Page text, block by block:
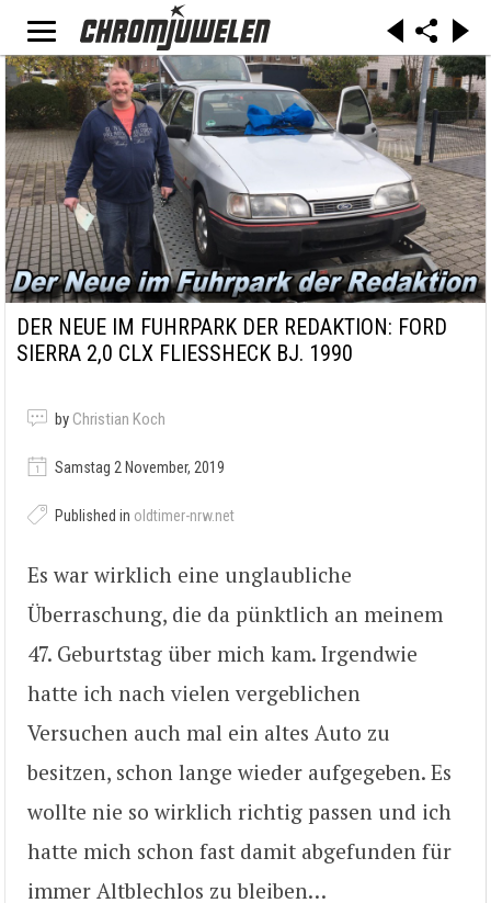
DER NEUE IM FUHRPARK DER REDAKTION: FORD
SIERRA 2,0 CLX FLIESSHECK BJ. 1990
by Christian Koch
Samstag 2 November, 2019
Published in oldtimer-nrw.net
Es war wirklich eine unglaubliche
Überraschung, die da pünktlich an meinem
47. Geburtstag über mich kam. Irgendwie
hatte ich nach vielen vergeblichen
Versuchen auch mal ein altes Auto zu
besitzen, schon lange wieder aufgegeben. Es
wollte nie so wirklich richtig passen und ich
hatte mich schon fast damit abgefunden für
immer Altblechlos zu bleiben…